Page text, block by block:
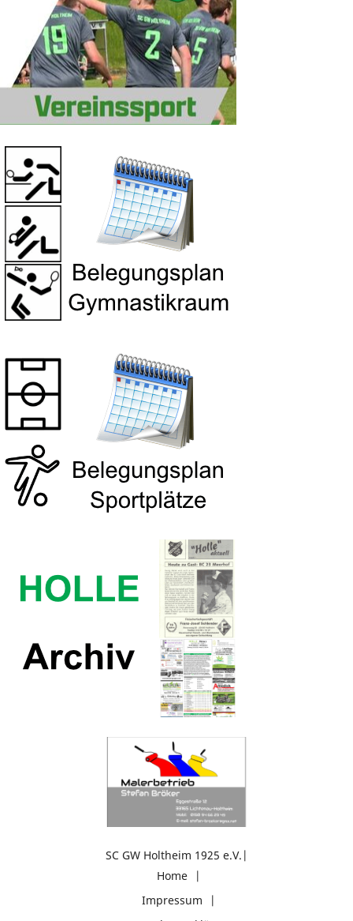
SC GW Holtheim 1925 e.V.
Home
Impressum